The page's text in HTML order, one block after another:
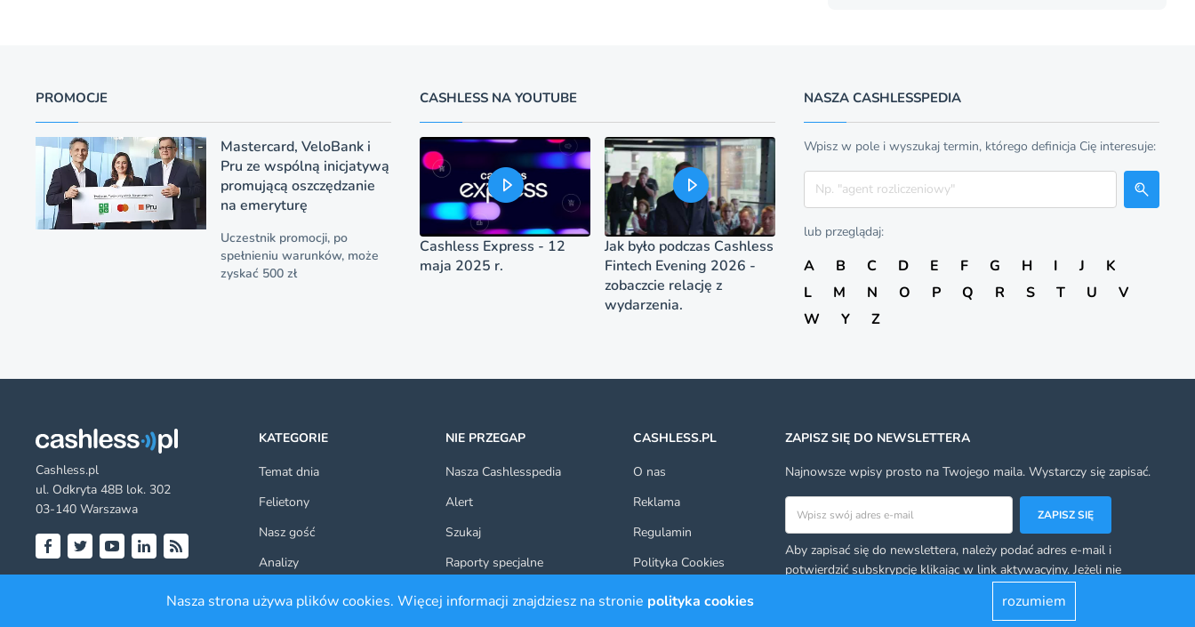
PROMOCJE
Mastercard, VeloBank i
Pru ze wspólną inicjatywą
promującą oszczędzanie
na emeryturę
Uczestnik promocji, po
spełnieniu warunków, może
zyskać 500 zł
CASHLESS NA YOUTUBE
Cashless Express - 12
maja 2025 r.
Jak było podczas Cashless
Fintech Evening 2026 -
zobaczcie relację z
wydarzenia.
NASZA CASHLESSPEDIA
Wpisz w pole i wyszukaj termin, którego definicja Cię interesuje:
Szukaj
lub przeglądaj:
A B C D E F G H I J
K
L
M N O P Q R S T U
V
W
Y Z
Cashless.pl
ul. Odkryta 48B lok. 302
03-140 Warszawa
KATEGORIE
Temat dnia
Felietony
Nasz gość
Analizy
Poradniki
NIE PRZEGAP
Nasza Cashlesspedia
Alert
Szukaj
Raporty specjalne
CASHLESS.PL
O nas
Reklama
Regulamin
Polityka Cookies
Kontakt
ZAPISZ SIĘ DO NEWSLETTERA
Najnowsze wpisy prosto na Twojego maila. Wystarczy się zapisać.
Adres email
ZAPISZ SIĘ
Aby zapisać się do newslettera, należy podać adres e-mail i
potwierdzić subskrypcję klikając w link aktywacyjny. Jeżeli nie
Nasza strona używa plików cookies. Więcej informacji znajdziesz na stronie polityka cookies rozumiem